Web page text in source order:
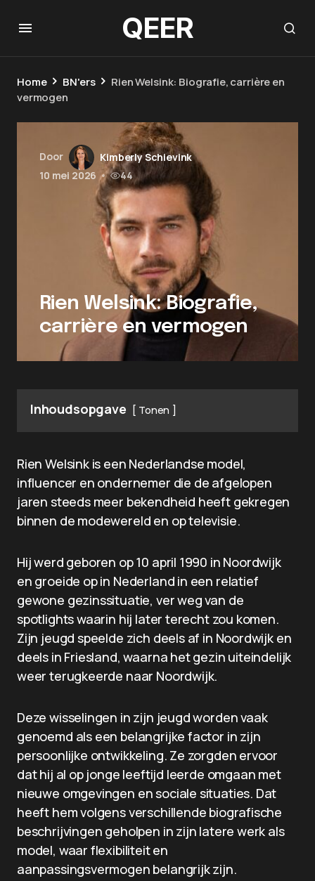
QEER
Home BN'ers
Rien Welsink: Biografie, carrière en
vermogen
Door
Kimberly Schievink
10 mei 2026 • 44
Rien Welsink: Biografie,
carrière en vermogen
Inhoudsopgave Tonen
Rien Welsink is een Nederlandse model,
influencer en ondernemer die de afgelopen
jaren steeds meer bekendheid heeft gekregen
binnen de modewereld en op televisie.
Hij werd geboren op 10 april 1990 in Noordwijk
en groeide op in Nederland in een relatief
gewone gezinssituatie, ver weg van de
spotlights waarin hij later terecht zou komen.
Zijn jeugd speelde zich deels af in Noordwijk en
deels in Friesland, waarna het gezin uiteindelijk
weer terugkeerde naar Noordwijk.
Deze wisselingen in zijn jeugd worden vaak
genoemd als een belangrijke factor in zijn
persoonlijke ontwikkeling. Ze zorgden ervoor
dat hij al op jonge leeftijd leerde omgaan met
nieuwe omgevingen en sociale situaties. Dat
heeft hem volgens verschillende biografische
beschrijvingen geholpen in zijn latere werk als
model, waar flexibiliteit en
aanpassingsvermogen belangrijk zijn.